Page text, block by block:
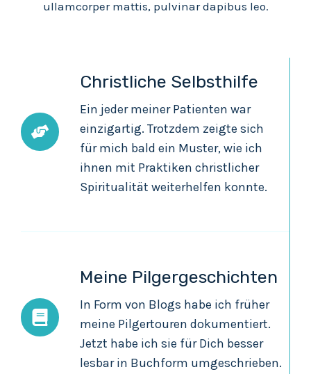
ullamcorper mattis, pulvinar dapibus leo.
Christliche Selbsthilfe
Ein jeder meiner Patienten war
einzigartig. Trotzdem zeigte sich
für mich bald ein Muster, wie ich
ihnen mit Praktiken christlicher
Spiritualität weiterhelfen konnte.
Meine Pilgergeschichten
In Form von Blogs habe ich früher
meine Pilgertouren dokumentiert.
Jetzt habe ich sie für Dich besser
lesbar in Buchform umgeschrieben.